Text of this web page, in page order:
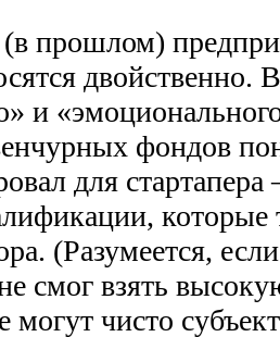
прошлом)
двойственно.
и
фондов
для
которые
(Разумеется,
смог взять
могут чисто